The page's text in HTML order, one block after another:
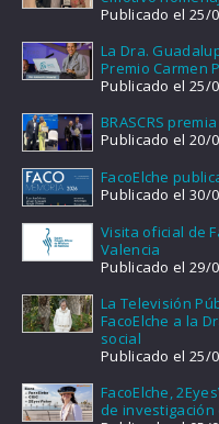
Publicado el 25/
La Dra.
Premio Carmen
Publicado el 25/
BRASCRS
Publicado el 20/
FacoElche
Publicado el 30/
Visita oficial de
Valencia
Publicado el 29/
La Televisión
FacoElche a la
social
Publicado el 25/
FacoElche,
de investigación